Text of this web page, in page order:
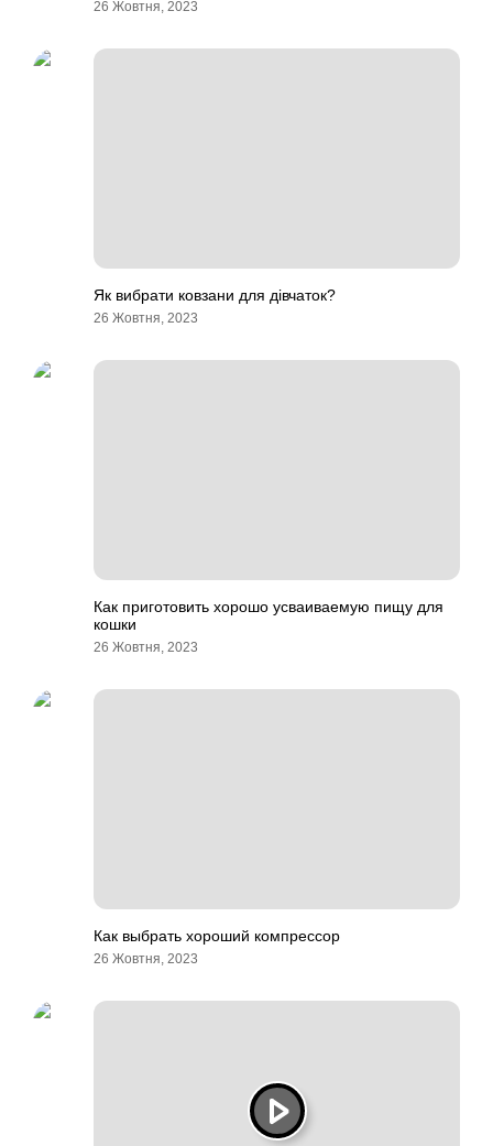
26 Жовтня, 2023
Як вибрати ковзани для дівчаток?
26 Жовтня, 2023
Как приготовить хорошо усваиваемую пищу для
кошки
26 Жовтня, 2023
Как выбрать хороший компрессор
26 Жовтня, 2023